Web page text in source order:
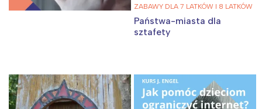
ZABAWY DLA 7 LATKÓW I 8 LATKÓW
Państwa-miasta dla
sztafety